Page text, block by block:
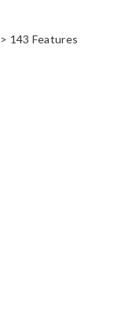
> 143 Features